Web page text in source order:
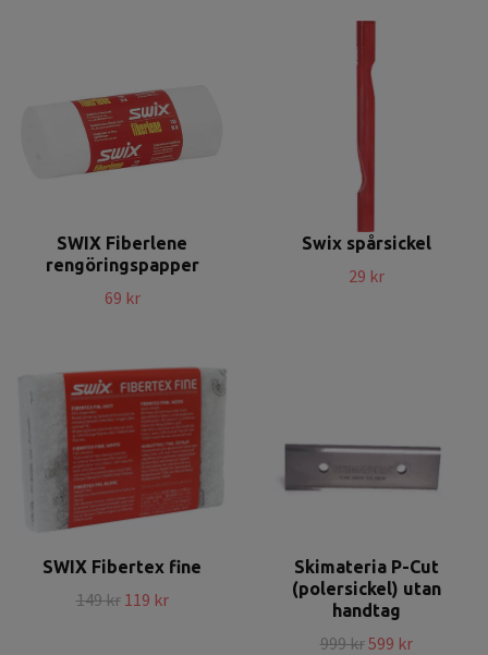
SWIX Fiberlene
rengöringspapper
69 kr
Swix spårsickel
29 kr
SWIX Fibertex fine
149 kr 119 kr
Skimateria P-Cut
(polersickel) utan
handtag
999 kr599 kr